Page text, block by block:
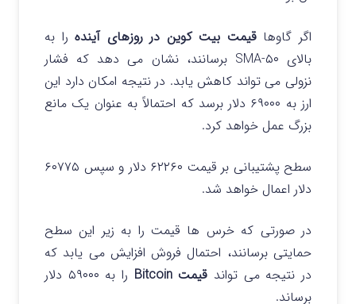
اگر گاوهاقیمت بیت کوین در روزهای آیندهرا به
بالای ۵۰-SMA برسانند، نشان می دهد که فشار
نزولی می تواند کاهش یابد. در نتیجه امکان دارد این
ارز به ۶۹۰۰۰ دلار برسد که احتمالاً به عنوان یک مانع
بزرگ عمل خواهد کرد.
سطح پشتیبانی بر قیمت ۶۲۲۶۰ دلار و سپس ۶۰۷۷۵
دلار اعمال خواهد شد.
در صورتی که خرس ها قیمت را به زیر این سطح
حمایتی برسانند، احتمال فروش افزایش می یابد که
در نتیجه می تواند قیمت Bitcoin
را به ۵۹۰۰۰ دلار
برساند.